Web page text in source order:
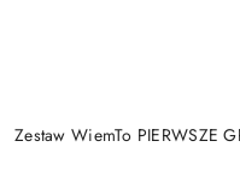
Zestaw WiemTo PIERWSZE